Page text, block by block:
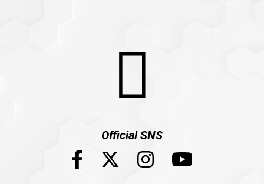
Official SNS